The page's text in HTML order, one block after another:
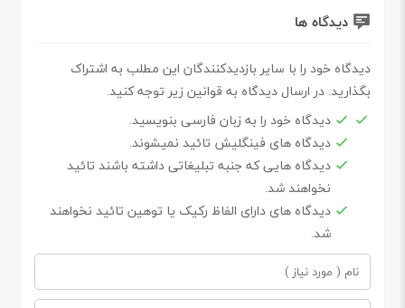
دیدگاه ها
دیدگاه خود را با سایر بازدیدکنندگان این مطلب به اشتراک
بگذارید. در ارسال دیدگاه به قوانین زیر توجه کنید.
دیدگاه خود را به زبان فارسی بنویسید.
دیدگاه های فینگلیش تائید نمیشوند.
دیدگاه هایی که جنبه تبلیغاتی داشته باشند تائید
نخواهند شد.
دیدگاه های دارای الفاظ رکیک یا توهین تائید نخواهند
شد.